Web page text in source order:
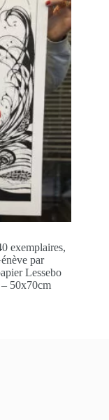
exemplaires,
par
Lessebo
50x70cm